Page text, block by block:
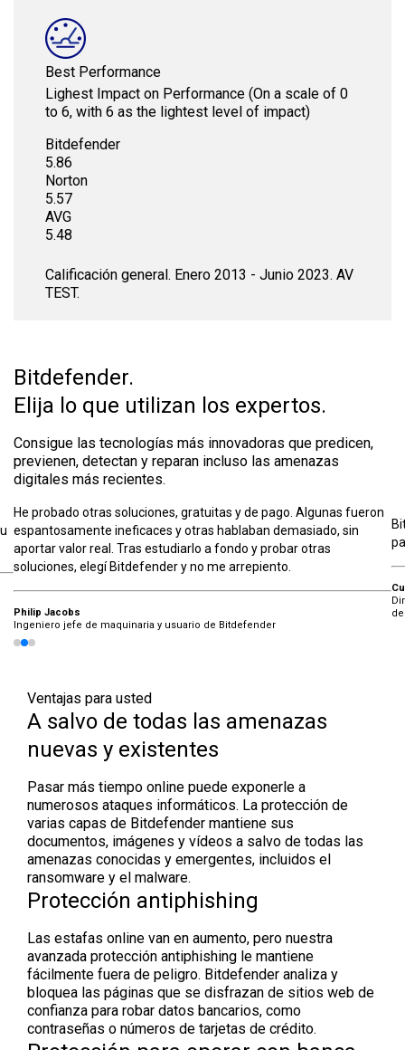
Best Performance
Lighest Impact on Performance (On a scale of 0
to 6, with 6 as the lightest level of impact)
Bitdefender
5.86
Norton
5.57
AVG
5.48
Calificación general. Enero 2013 - Junio 2023. AV
TEST.
Bitdefender.
Elija lo que utilizan los expertos.
Consigue las tecnologías más innovadoras que predicen,
previenen, detectan y reparan incluso las amenazas
digitales más recientes.
Bitdefender proporciona herramientas fiables que utilizo a diario
para proteger los dispositivos de mi hogar.
Curt Andes
de Bitdefender
Ventajas para usted
A salvo de todas las amenazas
nuevas y existentes
Pasar más tiempo online puede exponerle a
numerosos ataques informáticos. La protección de
varias capas de Bitdefender mantiene sus
documentos, imágenes y vídeos a salvo de todas las
amenazas conocidas y emergentes, incluidos el
ransomware y el malware.
Protección antiphishing
Las estafas online van en aumento, pero nuestra
avanzada protección antiphishing le mantiene
fácilmente fuera de peligro. Bitdefender analiza y
bloquea las páginas que se disfrazan de sitios web de
confianza para robar datos bancarios, como
contraseñas o números de tarjetas de crédito.